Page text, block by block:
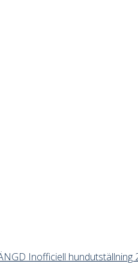
Inofficiell hundutställning